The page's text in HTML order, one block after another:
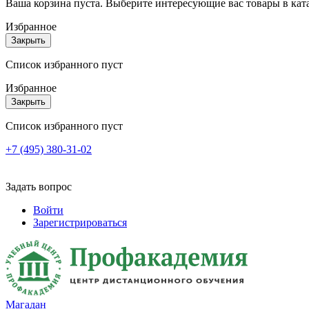
Ваша корзина пуста. Выберите интересующие вас товары в
Избранное
Закрыть
Список избранного пуст
Избранное
Закрыть
Список избранного пуст
+7 (495) 380-31-02
Задать вопрос
Войти
Зарегистрироваться
Магадан